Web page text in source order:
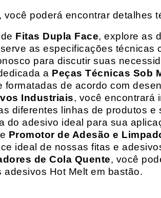
você poderá encontrar detalhes
Fitas Dupla Face, explore as
as especificações técnicas
para discutir suas
a Peças Técnicas Sob
formatadas de acordo com
Industriais, você encontrará
diferentes linhas de produtos
do adesivo ideal para sua
Promotor de Adesão e
ideal de nossas fitas e
de Cola Quente, você
adesivos Hot Melt em bastão.